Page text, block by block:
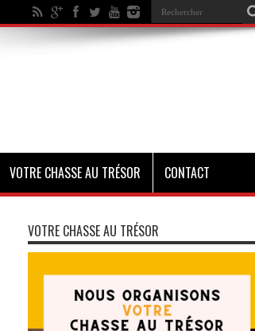
VOTRE CHASSE AU TRÉSOR CONTACT
VOTRE CHASSE AU TRÉSOR